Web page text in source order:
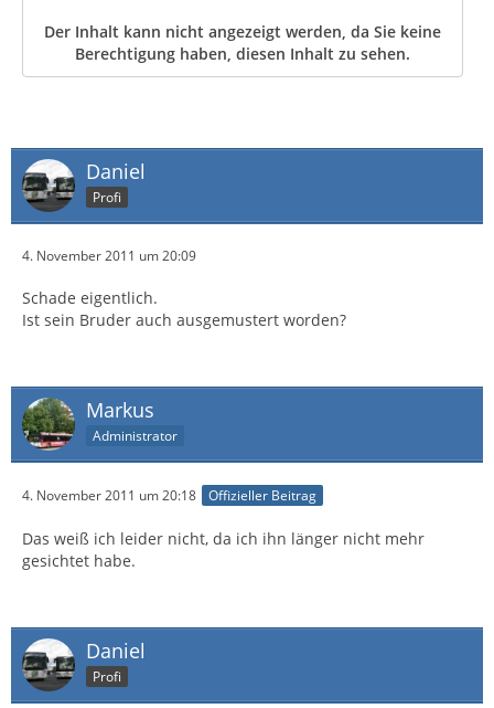
Der Inhalt kann nicht angezeigt werden, da Sie keine
Berechtigung haben, diesen Inhalt zu sehen.
Daniel
Profi
4. November 2011 um 20:09
Schade eigentlich.
Ist sein Bruder auch ausgemustert worden?
Markus
Administrator
4. November 2011 um 20:18 Offizieller Beitrag
Das weiß ich leider nicht, da ich ihn länger nicht mehr
gesichtet habe.
Daniel
Profi